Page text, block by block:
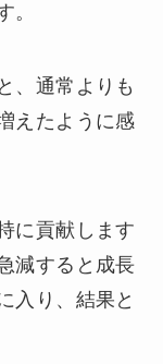
。
、通常よりも
えたように感
に貢献します
減すると成長
入り、結果と